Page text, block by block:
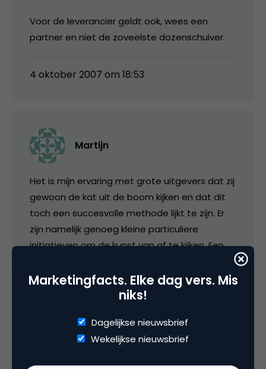
Voor de leverancier geldt ook, wees een
partner en niet de zoveelste dozenschuiver.
4 oktober 2007 om 18:53
Martijn
Het is mijn ervaring met grote uitgevers dat zij
gewoon de kat uit de boom kijken en dat dit
toch een succesvolle methode lijkt te zijn. Er
zijn namelijk genoeg kleine particuliere
initiatieven om de kunst van af te kijken. Een
helemaal niet te verstoren met experimenten,
ze zien iets opkomen bij een kleine concurrent,
concurrentje dan nog bestaat nemen ze het
over of passen het op een projectmatige
Marketingfacts. Elke dag vers. Mis
niks!
Dagelijkse nieuwsbrief
Wekelijkse nieuwsbrief